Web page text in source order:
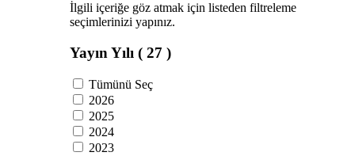
İlgili içeriğe göz atmak için listeden filtreleme
seçimlerinizi yapınız.
Yayın Yılı ( 27 )
Tümünü Seç
2026
2025
2024
2023